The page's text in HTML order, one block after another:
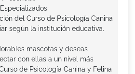
del Curso de Psicología Canina
según la institución educativa.
mascotas y deseas
con ellas a un nivel más
de Psicología Canina y Felina